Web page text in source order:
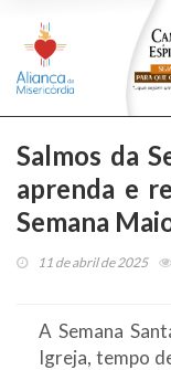
Salmos da
aprenda e
Semana
11 de abril de 2025
A Semana
Igreja, tempo